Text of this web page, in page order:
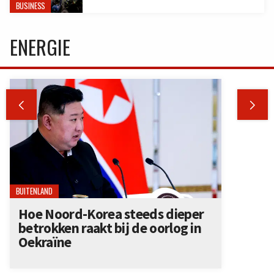
BUSINESS
ENERGIE
 
BUITENLAND
Hoe Noord-Korea steeds dieper
betrokken raakt bij de oorlog in
Oekraïne